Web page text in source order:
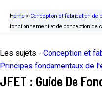
Home > Conception et fabrication
fonctionnement et de conception de
Les sujets - Conception et
Principes fondamentaux de
JFET : Guide De